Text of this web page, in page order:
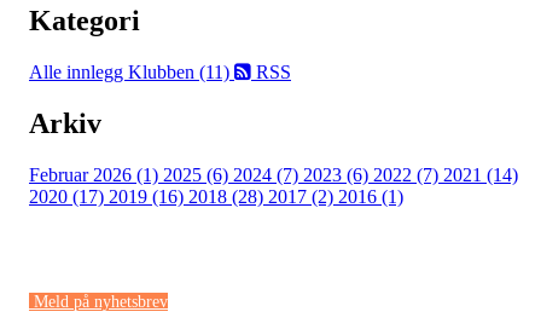
Kategori
Alle innlegg Klubben (11) RSS
Arkiv
Februar 2026 (1) 2025 (6) 2024 (7) 2023 (6) 2022 (7) 2021 (14)
2020 (17) 2019 (16) 2018 (28) 2017 (2) 2016 (1)
Meld på nyhetsbrev